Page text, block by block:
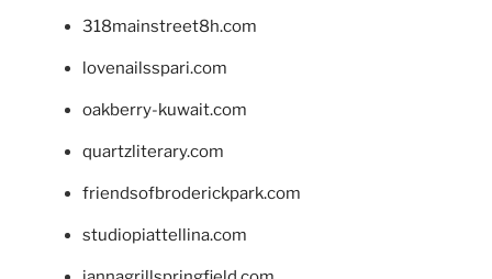
318mainstreet8h.com
lovenailsspari.com
oakberry-kuwait.com
quartzliterary.com
friendsofbroderickpark.com
studiopiattellina.com